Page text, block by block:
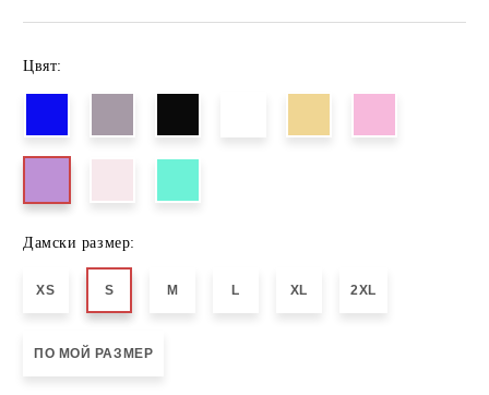
Цвят:
Дамски размер:
XS S M L XL 2XL
ПО МОЙ РАЗМЕР